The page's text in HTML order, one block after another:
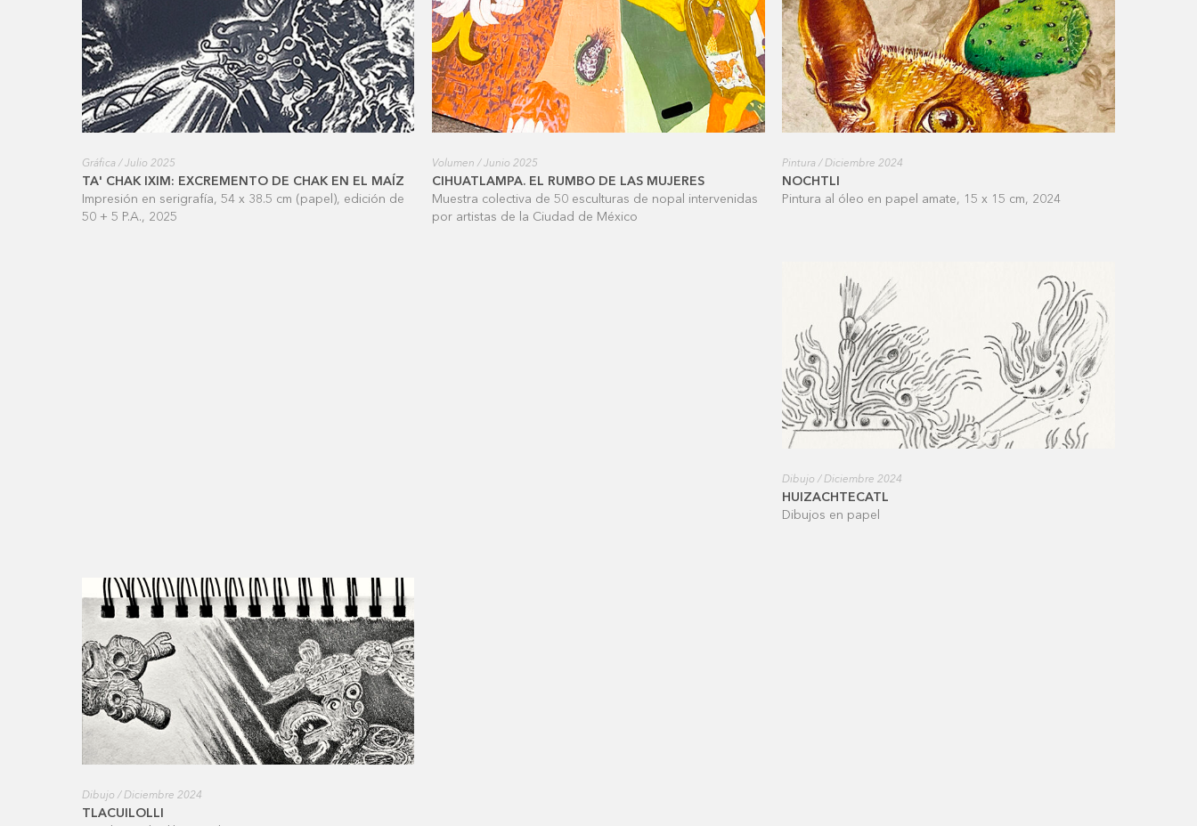
Gráfica / Julio 2025
TA' CHAK IXIM: EXCREMENTO DE CHAK EN EL MAÍZ
Impresión en serigrafía, 54 x 38.5 cm (papel), edición de
50 + 5 P.A., 2025
Volumen / Junio 2025
CIHUATLAMPA. EL RUMBO DE LAS MUJERES
Muestra colectiva de 50 esculturas de nopal intervenidas
por artistas de la Ciudad de México
Pintura / Diciembre 2024
NOCHTLI
Pintura al óleo en papel amate, 15 x 15 cm, 2024
Dibujo / Diciembre 2024
HUIZACHTECATL
Dibujos en papel
Dibujo / Diciembre 2024
TLACUILOLLI